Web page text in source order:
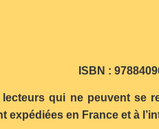
ISBN :
lecteurs qui ne peuvent se
expédiées en France et à